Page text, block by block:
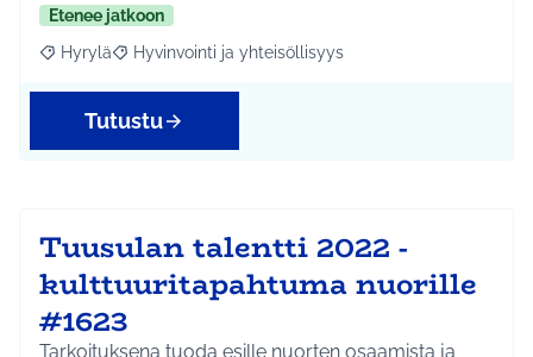
Etenee jatkoon
Rajaa tulokset aihepiirin mukaan: Hyrylä
Hyrylä Rajaa tulokset teeman mukaan: Hyvinvointi ja
Hyvinvointi ja yhteisöllisyys
Tutustu
Tuusulan talentti 2022 -
kulttuuritapahtuma nuorille
#1623
Tarkoituksena tuoda esille nuorten osaamista ja